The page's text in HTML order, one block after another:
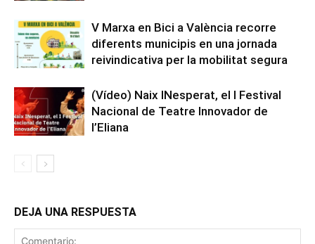
V Marxa en Bici a València recorre
diferents municipis en una jornada
reivindicativa per la mobilitat segura
(Vídeo) Naix INesperat, el I Festival
Nacional de Teatre Innovador de
l’Eliana
DEJA UNA RESPUESTA